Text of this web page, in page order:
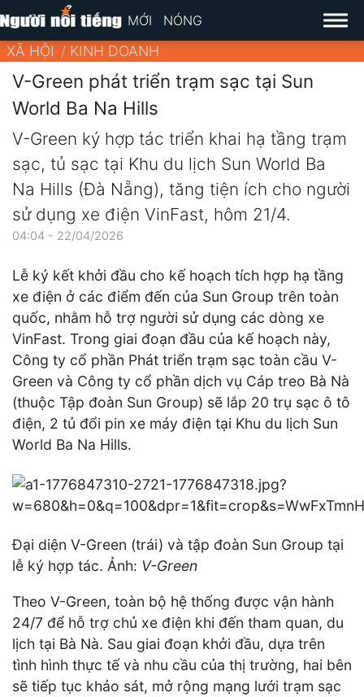
MỚI NÓNG
XÃ HỘI KINH DOANH
V-Green phát triển trạm sạc tại Sun
World Ba Na Hills
V-Green ký hợp tác triển khai hạ tầng trạm
sạc, tủ sạc tại Khu du lịch Sun World Ba
Na Hills (Đà Nẵng), tăng tiện ích cho người
sử dụng xe điện VinFast, hôm 21/4.
04:04 - 22/04/2026
Lễ ký kết khởi đầu cho kế hoạch tích hợp hạ tầng
xe điện ở các điểm đến của Sun Group trên toàn
quốc, nhằm hỗ trợ người sử dụng các dòng xe
VinFast. Trong giai đoạn đầu của kế hoạch này,
Công ty cổ phần Phát triển trạm sạc toàn cầu V-
Green và Công ty cổ phần dịch vụ Cáp treo Bà Nà
(thuộc Tập đoàn Sun Group) sẽ lắp 20 trụ sạc ô tô
điện, 2 tủ đổi pin xe máy điện tại Khu du lịch Sun
World Ba Na Hills.
Đại diện V-Green (trái) và tập đoàn Sun Group tại
lễ ký hợp tác. Ảnh: V-Green
Theo V-Green, toàn bộ hệ thống được vận hành
24/7 để hỗ trợ chủ xe điện khi đến tham quan, du
lịch tại Bà Nà. Sau giai đoạn khởi đầu, dựa trên
tình hình thực tế và nhu cầu của thị trường, hai bên
sẽ tiếp tục khảo sát, mở rộng mạng lưới trạm sạc